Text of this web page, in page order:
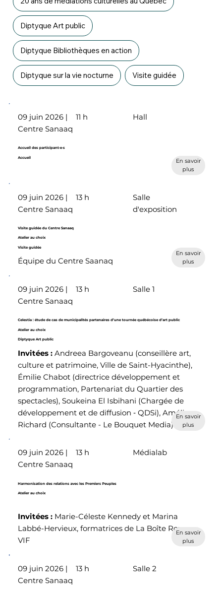
Accueil des participant·e·s
Accueil
11 h
09 juin 2026 |
Centre Sanaaq
Hall
En savoir
plus
Visite guidée du Centre Sanaaq
Atelier au choix
Visite guidée
13 h
09 juin 2026 |
Centre Sanaaq
Salle
d'exposition
Équipe du Centre Saanaq
En savoir
plus
Celestia : étude de cas de municipalités partenaires d’une tournée québécoise d’art public
Atelier au choix
Diptyque Art public
13 h
09 juin 2026 |
Centre Sanaaq
Salle 1
Invitées :Andreea Bargoveanu (conseillère art,
culture et patrimoine, Ville de Saint-Hyacinthe),
Émilie Chabot (directrice développement et
programmation, Partenariat du Quartier des
spectacles), Soukeina El Isbihani (Chargée de
développement et de diffusion ‑ QDSi), Amélie
Richard (Consultante - Le Bouquet Media)
En savoir
plus
Harmonisation des relations avec les Premiers Peuples
Atelier au choix
13 h
09 juin 2026 |
Centre Sanaaq
Médialab
Invitées : Marie-Céleste Kennedy et Marina
Labbé-Hervieux, formatrices de La Boîte Rouge
VIF
En savoir
plus
13 h
09 juin 2026 |
Centre Sanaaq
Salle 2
Diptyque Art public
Diptyque Bibliothèques en action
Diptyque sur la vie nocturne Visite guidée